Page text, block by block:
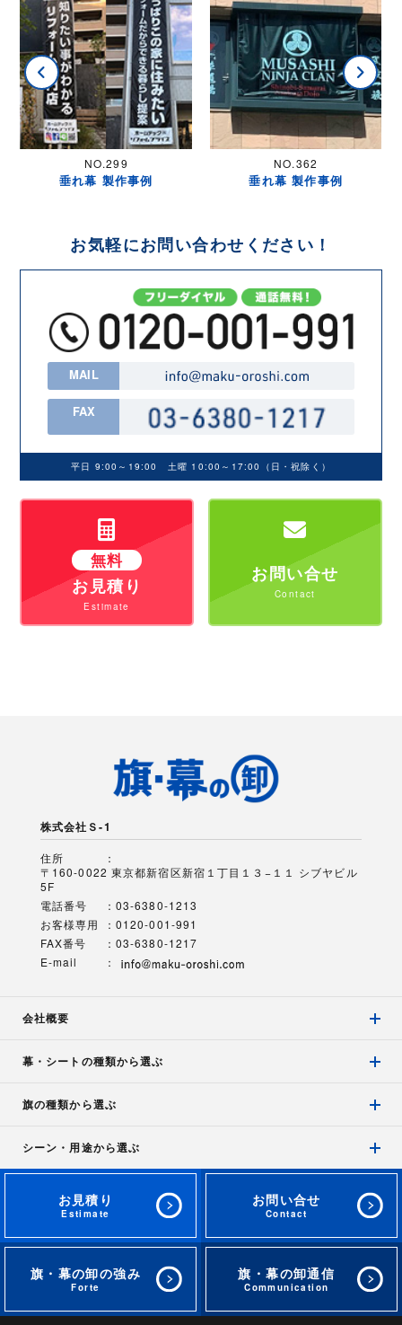
NO.299
垂れ幕 製作事例
NO.362
垂れ幕 製作事例
お気軽にお問い合わせください！
MAIL
FAX
平日 9:00～19:00 土曜 10:00～17:00（日・祝除く）
無料
お見積り
お問い合せ
株式会社Ｓ-1
住所
〒160-0022 東京都新宿区新宿１丁目１３−１１ シブヤビル
5F
電話番号
03-6380-1213
お客様専用
0120-001-991
FAX番号
03-6380-1217
E-mail
会社概要
幕・シートの種類から選ぶ
旗の種類から選ぶ
シーン・用途から選ぶ
お見積り お問い合せ
旗・幕の卸の強み 旗・幕の卸通信